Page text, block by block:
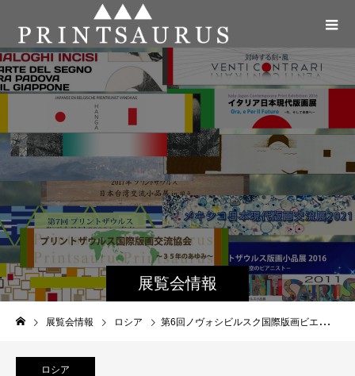
展覧会情報
展覧会情報 ロシア 第6回ノヴォシビルスク国際版画ビエンナーレ
ロシア